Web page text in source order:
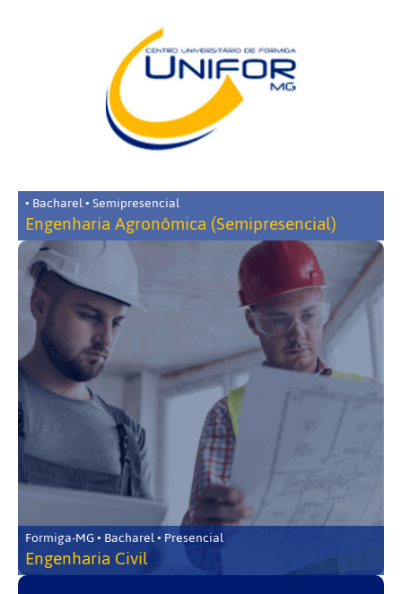
• Bacharel • Semipresencial
Engenharia Agronômica (Semipresencial)
Formiga-MG • Bacharel • Presencial
Engenharia Civil